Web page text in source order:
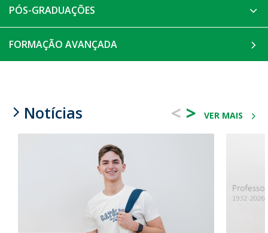
PÓS-GRADUAÇÕES
FORMAÇÃO AVANÇADA
VER MAIS
Notícias < >